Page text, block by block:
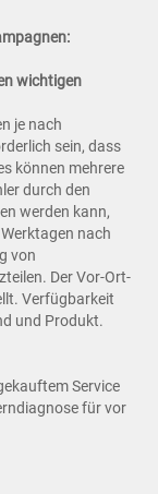
wichtigen
je nach
sein, dass
können mehrere
durch den
werden kann,
nach
von
Der Vor-Ort-
Verfügbarkeit
und Produkt.
Service
für vor